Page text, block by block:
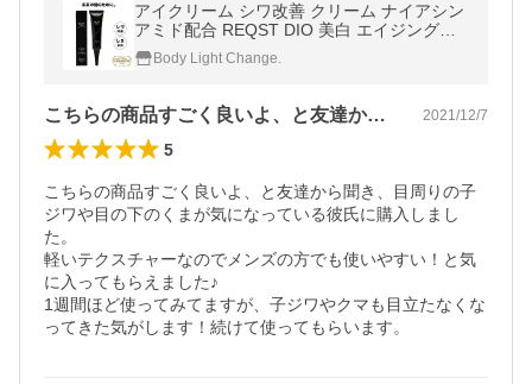
アイクリーム シワ改善 クリーム ナイアシン
アミド配合 REQST DIO 美白 エイジングケ
ア シミ くすみ たるみ 目元ケア くま ほうれ
い線 30g【医薬部外品】
Body Light Change.
こちらの商品すごく良いよ、と友達から聞… 2021/12/7
5
こちらの商品すごく良いよ、と友達から聞き、目周りの子
ジワや目の下のくまが気になっている彼氏に購入しまし
た。
軽いテクスチャーなのでメンズの方でも使いやすい！と気
に入ってもらえました♪
1週間ほど使ってみてますが、子ジワやクマも目立たなくな